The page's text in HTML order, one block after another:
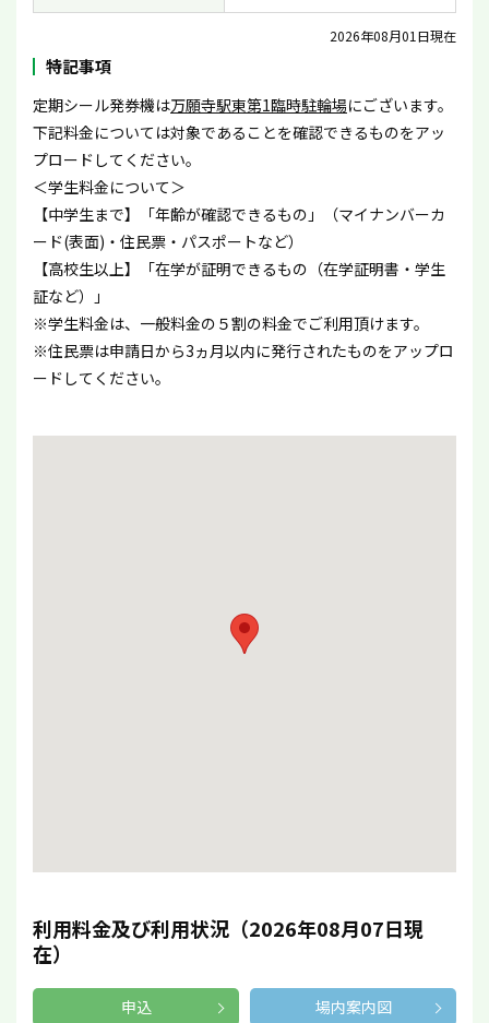
2026年08月01日現在
特記事項
定期シール発券機は万願寺駅東第1臨時駐輪場にございます。
下記料金については対象であることを確認できるものをアッ
プロードしてください。
＜学生料金について＞
【中学生まで】「年齢が確認できるもの」（マイナンバーカ
ード(表面)・住民票・パスポートなど）
【高校生以上】「在学が証明できるもの（在学証明書・学生
証など）」
※学生料金は、一般料金の５割の料金でご利用頂けます。
※住民票は申請日から3ヵ月以内に発行されたものをアップロ
ードしてください。
利用料金及び利用状況（2026年08月07日現
在）
申込 場内案内図